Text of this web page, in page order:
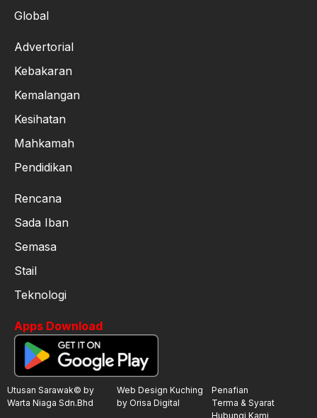
Global
Advertorial
Kebakaran
Kemalangan
Kesihatan
Mahkamah
Pendidikan
Rencana
Sada Iban
Semasa
Stail
Teknologi
Apps Download
Utusan Sarawak© by
Warta Niaga Sdn.Bhd
Web Design Kuching
by Orisa Digital
Penafian
Terma & Syarat
Hubungi Kami